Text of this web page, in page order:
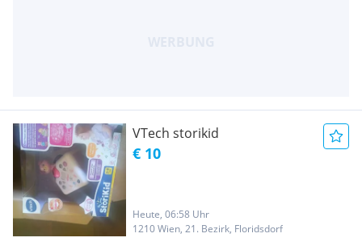
VTech storikid
€ 10
Heute, 06:58 Uhr
1210 Wien, 21. Bezirk, Floridsdorf